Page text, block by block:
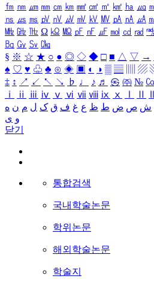
㎙ ㎚ ㎛ ㎜ ㎝ ㎞ ㎟ ㎠ ㎡ ㎢ ㏊ ㎍
㎱ ㎲ ㎳ ㎴ ㎵ ㎶ ㎷ ㎸ ㎹ ㎀ ㎁ ㎂
㎒ ㎓ ㎔ Ω ㏀ ㏁ ㎊ ㎋ ㎌ ㏖ ㏅ ㎭
㏃ ㏉ ㏜ ㏆
§ ※ ☆ ★ ○ ● ◎ ◇ ◆ □ ■ △ ▽ →
♠ ♡ ♥ ♧ ♣ ⊙ ◈ ▣ ◐ ◑ ▒ ▤ ▨
‡ ↕ ↗ ↙ ↖ ↘ ♭ ♩ ♪ ♬ ㉿ ㈜ № ㏇
ⅰ
ⅱ ⅲ ⅳ ⅴ ⅵ ⅶ ⅷ ⅸ ⅹ
ش ص ض ط ظ ع غ ف ق ک ل م ن ه
و ی
닫기
통합검색
국내학술논문
학위논문
해외학술논문
학술지